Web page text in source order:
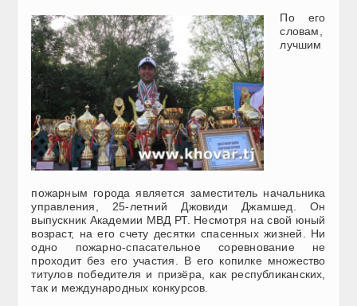
По его
словам,
лучшим
пожарным города является заместитель начальника
управления, 25-летний Джовиди Джамшед. Он
выпускник Академии МВД РТ. Несмотря на свой юный
возраст, на его счету десятки спасенных жизней. Ни
одно пожарно-спасательное соревнование не
проходит без его участия. В его копилке множество
титулов победителя и призёра, как республиканских,
так и международных конкурсов.